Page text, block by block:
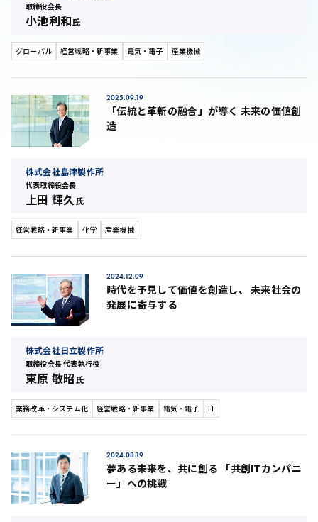
取締役会長
小池利和氏
グローバル 経営戦略・新事業 電気・電子 産業機械
「伝統と革新の融合」が導く 未来の価値創
造
2025.09.19
株式会社島津製作所
代表取締役会長
上田 輝久氏
経営戦略・新事業 化学 産業機械
時代を予見して価値を創造し、 未来社会の
発展に寄与する
2024.12.09
株式会社日立製作所
取締役会長 代表執行役
東原 敏昭 氏
業務改革・システム化 経営戦略・新事業 電気・電子 IT
夢ある未来を、共に創る 「共創ITカンパニ
ー」への挑戦
2024.08.19